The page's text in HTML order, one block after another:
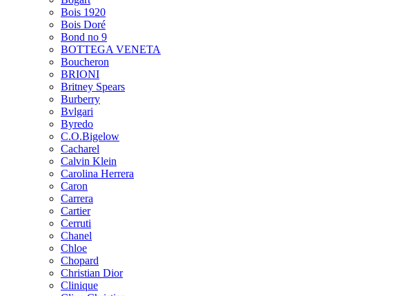
Bois 1920
Bois Doré
Bond no 9
BOTTEGA VENETA
Boucheron
BRIONI
Britney Spears
Burberry
Bvlgari
Byredo
C.O.Bigelow
Cacharel
Calvin Klein
Carolina Herrera
Caron
Carrera
Cartier
Cerruti
Chanel
Chloe
Chopard
Christian Dior
Clinique